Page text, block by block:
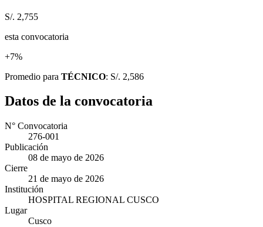
S/. 2,755
esta convocatoria
+7%
Promedio para TÉCNICO: S/. 2,586
Datos de la convocatoria
N° Convocatoria
276-001
Publicación
08 de mayo de 2026
Cierre
21 de mayo de 2026
Institución
HOSPITAL REGIONAL CUSCO
Lugar
Cusco